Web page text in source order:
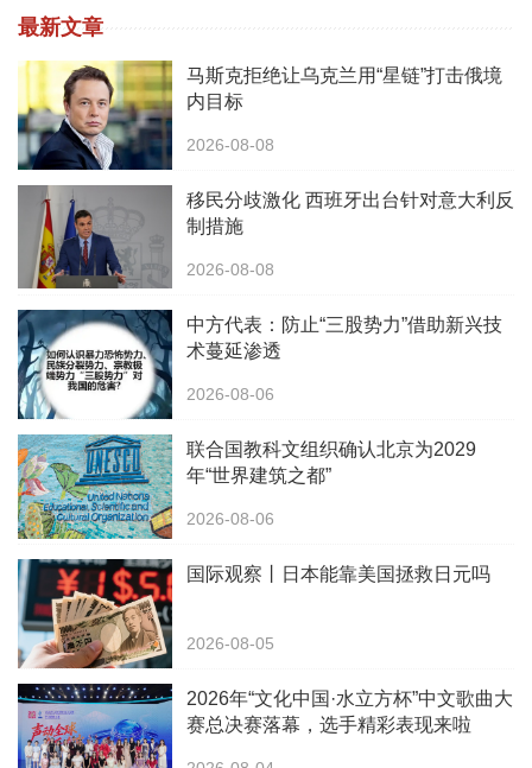
最新文章
马斯克拒绝让乌克兰用“星链”打击俄境
内目标
2026-08-08
移民分歧激化 西班牙出台针对意大利反
制措施
2026-08-08
中方代表：防止“三股势力”借助新兴技
术蔓延渗透
2026-08-06
联合国教科文组织确认北京为2029
年“世界建筑之都”
2026-08-06
国际观察丨日本能靠美国拯救日元吗
2026-08-05
2026年“文化中国·水立方杯”中文歌曲大
赛总决赛落幕，选手精彩表现来啦